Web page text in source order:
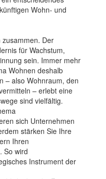
Wohn- und
Der
für Wachstum,
sein. Immer mehr
Wohnen deshalb
– also Wohnraum, den
– erlebt eine
sind vielfältig.
sich Unternehmen
stärken Sie Ihre
Ihren
So wird
Instrument der